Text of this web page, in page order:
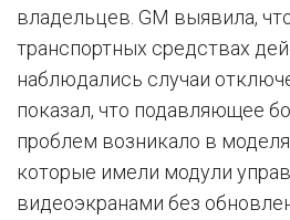
владельцев. GM выявила,
транспортных средствах
наблюдались случаи
показал, что подавляющее
проблем возникало в
которые имели модули
видеоэкранами без